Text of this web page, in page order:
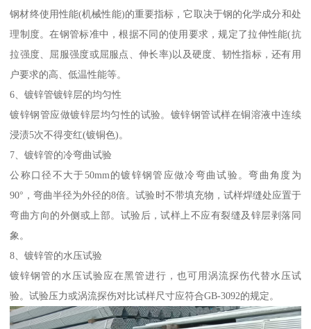
钢材终使用性能(机械性能)的重要指标，它取决于钢的化学成分和处
理制度。在钢管标准中，根据不同的使用要求，规定了拉伸性能(抗
拉强度、屈服强度或屈服点、伸长率)以及硬度、韧性指标，还有用
户要求的高、低温性能等。
6、镀锌管镀锌层的均匀性
镀锌钢管应做镀锌层均匀性的试验。镀锌钢管试样在铜溶液中连续
浸渍5次不得变红(镀铜色)。
7、镀锌管的冷弯曲试验
公称口径不大于50mm的镀锌钢管应做冷弯曲试验。弯曲角度为
90°，弯曲半径为外径的8倍。试验时不带填充物，试样焊缝处应置于
弯曲方向的外侧或上部。试验后，试样上不应有裂缝及锌层剥落同
象。
8、镀锌管的水压试验
镀锌钢管的水压试验应在黑管进行，也可用涡流探伤代替水压试
验。试验压力或涡流探伤对比试样尺寸应符合GB-3092的规定。